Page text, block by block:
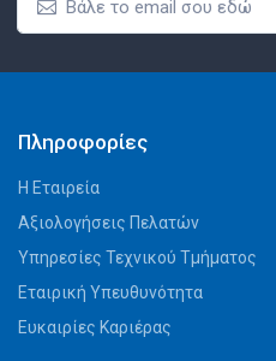
Πληροφορίες
Η Εταιρεία
Αξιολογήσεις Πελατών
Υπηρεσίες Τεχνικού Τμήματος
Εταιρική Υπευθυνότητα
Ευκαιρίες Καριέρας